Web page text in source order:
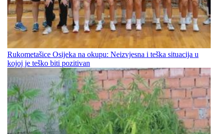
Rukometašice Osijeka na okupu: Neizvjesna i teška situacija u
kojoj je teško biti pozitivan